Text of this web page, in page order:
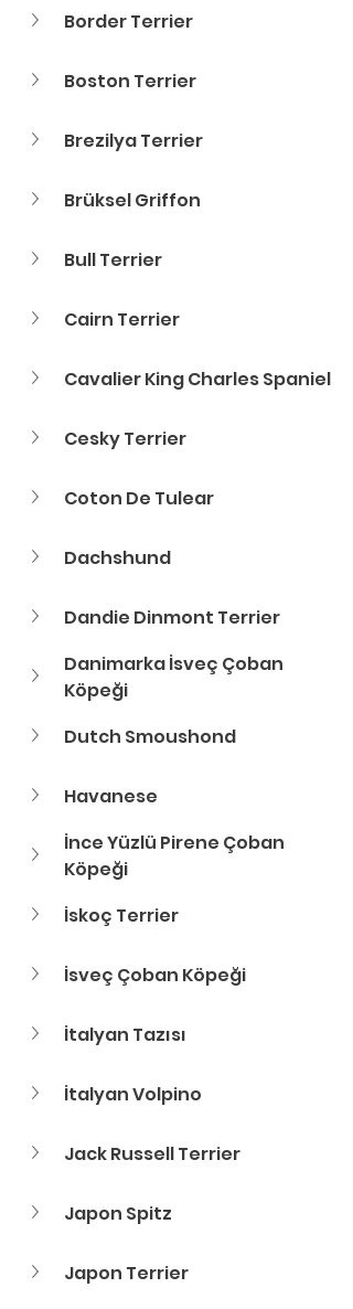
Border Terrier
Boston Terrier
Brezilya Terrier
Brüksel Griffon
Bull Terrier
Cairn Terrier
Cavalier King Charles Spaniel
Cesky Terrier
Coton De Tulear
Dachshund
Dandie Dinmont Terrier
Danimarka İsveç Çoban
Köpeği
Dutch Smoushond
Havanese
İnce Yüzlü Pirene Çoban
Köpeği
İskoç Terrier
İsveç Çoban Köpeği
İtalyan Tazısı
İtalyan Volpino
Jack Russell Terrier
Japon Spitz
Japon Terrier